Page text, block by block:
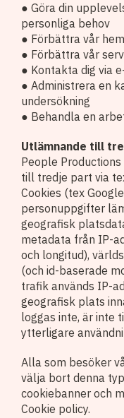
● Göra din
personliga behov
● Förbättra vår
● Förbättra vår
● Kontakta dig via
● Administrera en
undersökning
● Behandla en
Utlämnande till
People
till tredje part via
Cookies (tex
personuppgifter
geografisk
metadata från IP-
och longitud),
(och id-baserade
trafik används IP-
geografisk plats
loggas inte, är inte
ytterligare
Alla som besöker
välja bort denna
cookiebanner och
Cookie policy.